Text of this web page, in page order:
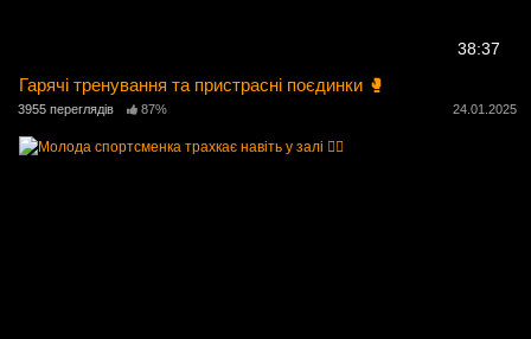
38:37
Гарячі тренування та пристрасні поєдинки 🥊
3955 переглядів 87% 24.01.2025